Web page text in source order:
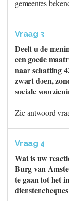
gemeentes
Vraag 3
Deelt u de
een goede
naar schatting
zwart doen,
sociale
Zie antwoord
Vraag 4
Wat is uw
Burg van
te gaan tot het